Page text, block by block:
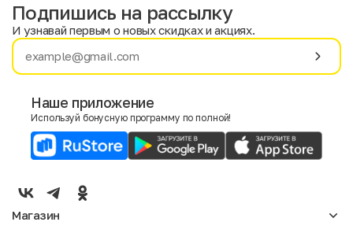
Имя
E-mail
Мужской
Подпишись на рассылку
И узнавай первым о новых скидках и акциях.
Наше приложение
Используй бонусную программу по полной!
Магазин